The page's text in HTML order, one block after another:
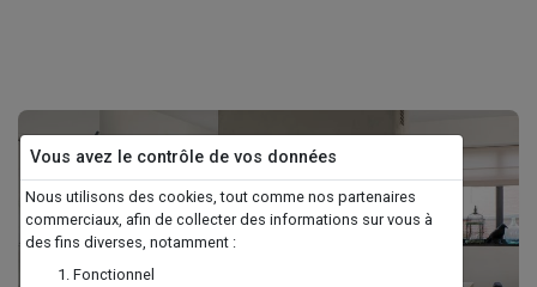
Vous avez le contrôle de vos données
Nous utilisons des cookies, tout comme nos partenaires
commerciaux, afin de collecter des informations sur vous à
des fins diverses, notamment :
Fonctionnel